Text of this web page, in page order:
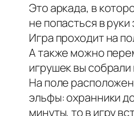
Это аркада, в
не попасться в
Игра проходит на
А также можно
игрушек вы
На поле
эльфы: охранники
минуты, то в игру